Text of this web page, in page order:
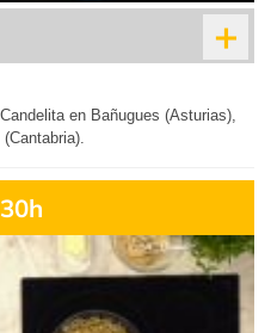
+
en Bañugues (Asturias),